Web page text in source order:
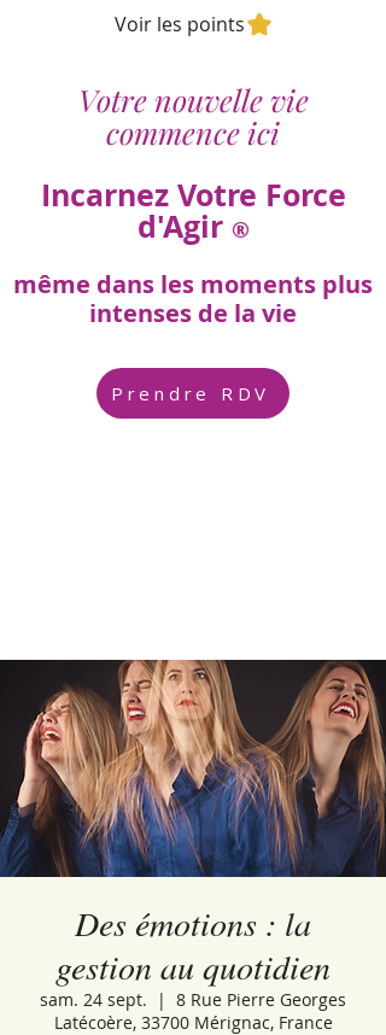
Voir les points
Votre nouvelle vie
commence ici
Incarnez Votre Force
d'Agir ®
même dans les moments plus
intenses de la vie
Prendre RDV
Des émotions : la
gestion au quotidien
sam. 24 sept.
  |
8 Rue Pierre Georges
Latécoère, 33700 Mérignac, France